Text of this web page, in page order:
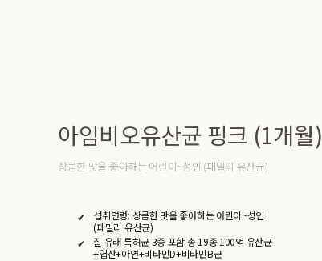
아임비오유산균 핑크 (1개월)
상큼한 맛을 좋아하는 어린이~성인 (패밀리 유산균)
섭취연령: 상큼한 맛을 좋아하는 어린이~성인
(패밀리 유산균)
질 유래 특허균 3종 포함 총 19종 100억 유산균
+엽산+아연+비타민D+비타민B군